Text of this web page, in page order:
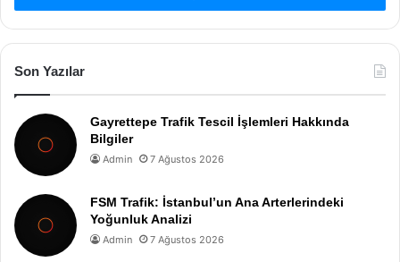
Son Yazılar
Gayrettepe Trafik Tescil İşlemleri Hakkında
Bilgiler
Admin 7 Ağustos 2026
FSM Trafik: İstanbul’un Ana Arterlerindeki
Yoğunluk Analizi
Admin 7 Ağustos 2026